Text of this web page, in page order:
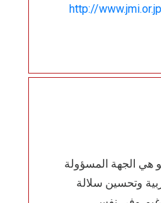
http://
هي الجهة المسؤولة
وتحسين سلالة